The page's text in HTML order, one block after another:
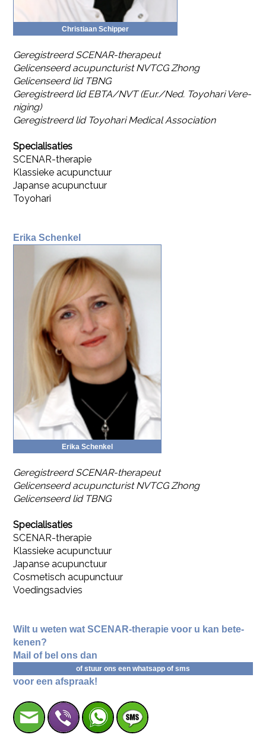
Chris­ti­aan Schip­per
Ge­re­gi­streerd SCE­NAR-the­ra­peut
Ge­li­cen­seerd acu­punc­tu­rist NVTCG Zhong
Ge­li­cen­seerd lid TBNG
Ge­re­gi­streerd lid EBTA/NVT (Eur./Ned. Toyo­ha­ri Ver­e­
ni­ging)
Ge­re­gi­streerd lid Toyo­ha­ri Me­di­cal As­so­ci­a­ti­on
Spe­ci­a­li­sa­ties
SCE­NAR-the­ra­pie
Klas­sie­ke acu­punc­tuur
Ja­pan­se acu­punc­tuur
Toyo­ha­ri
Erika Schen­kel
Erika Schen­kel
Ge­re­gi­streerd SCE­NAR-the­ra­peut
Ge­li­cen­seerd acu­punc­tu­rist NVTCG Zhong
Ge­li­cen­seerd lid TBNG
Spe­ci­a­li­sa­ties
SCE­NAR-the­ra­pie
Klas­sie­ke acu­punc­tuur
Ja­pan­se acu­punc­tuur
Cos­me­tisch acu­punc­tuur
Voe­dings­ad­vies
Wilt u weten wat SCE­NAR-the­ra­pie voor u kan be­te­
ke­nen?
Mail of bel ons dan
of stuur ons een whats­app of sms
voor een af­spraak!